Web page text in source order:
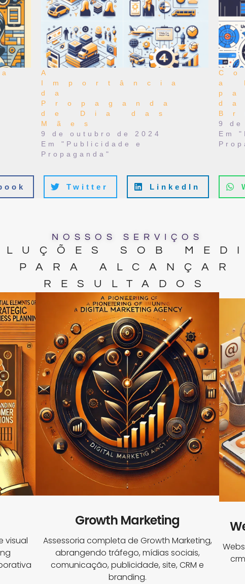
A
Importância
da
Propaganda
de Dia das
Mães
9 de outubro de 2024
Em "Publicidade e
Propaganda"
a
9 de
Em
Twitter LinkedIn
NOSSOS SERVIÇOS
SOB
PARA ALCANÇAR
RESULTADOS
visual
Growth Marketing
Assessoria completa de Growth Marketing,
abrangendo tráfego, mídias sociais,
comunicação, publicidade, site, CRM e
branding.